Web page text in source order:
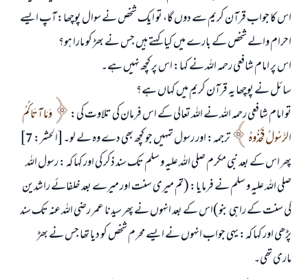
اس کا جواب قرآن کریم سے دوں گا، تو ایک شخص نے سوال پوچھا: آپ ایسے
احرام والے شخص کے بارے میں کیا کہتے ہیں جس نے بھڑ کو مارا ہو؟
اس پر امام شافعی رحمہ اللہ نے کہا: اس پر کچھ نہیں ہے۔
سائل نے پوچھا یہ قرآن کریم میں کہاں ہے؟
تو امام شافعی رحمہ اللہ نے اللہ تعالی کے اس فرمان کی تلاوت کی:
وَمَا آتَاكُمُ
الرَّسُولُ ‌فَخُذُوهُ
ترجمہ: اور رسول تمہیں جو کچھ بھی دے وہ لے لو۔[الحشر: 7]
پھر اس کے بعد نبی مکرم صلی اللہ علیہ و سلم تک سند ذکر کی اور کہا کہ : رسول اللہ
صلی اللہ علیہ و سلم نے فرمایا: (تم میری سنت اور میرے بعد خلفائے راشدین
کی سنت کے راہی بنو)اس کے بعد انہوں نے پھر سیدنا عمر رضی اللہ عنہ تک سند
پڑھی اور کہا کہ: یہی جواب انہوں نے ایسے محرم شخص کو دیا تھا جس نے بھڑ
ماری تھی۔